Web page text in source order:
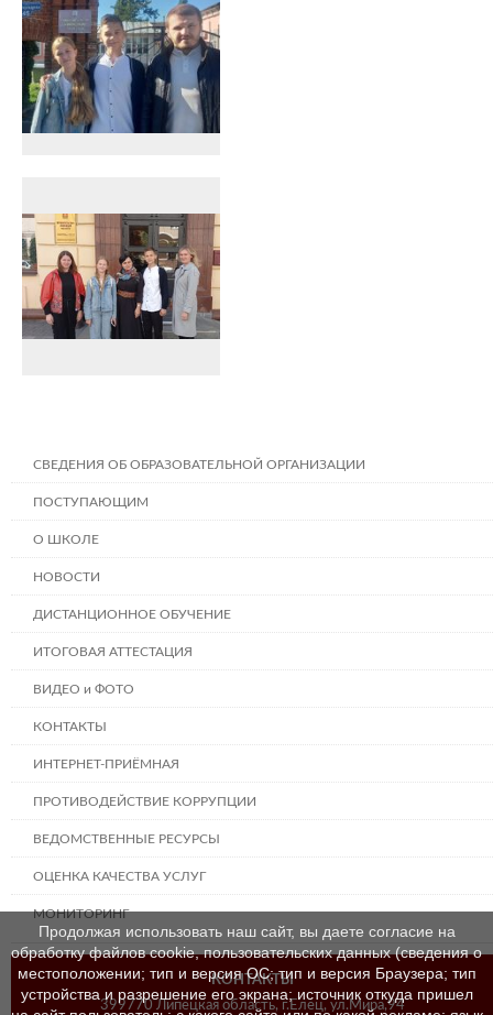
СВЕДЕНИЯ ОБ ОБРАЗОВАТЕЛЬНОЙ ОРГАНИЗАЦИИ
ПОСТУПАЮЩИМ
О ШКОЛЕ
НОВОСТИ
ДИСТАНЦИОННОЕ ОБУЧЕНИЕ
ИТОГОВАЯ АТТЕСТАЦИЯ
ВИДЕО и ФОТО
КОНТАКТЫ
ИНТЕРНЕТ-ПРИЁМНАЯ
ПРОТИВОДЕЙСТВИЕ КОРРУПЦИИ
ВЕДОМСТВЕННЫЕ РЕСУРСЫ
ОЦЕНКА КАЧЕСТВА УСЛУГ
МОНИТОРИНГ
КОНТАКТЫ
399770 Липецкая область, г.Елец, ул.Мира,94
Продолжая использовать наш сайт, вы даете согласие на
обработку файлов cookie, пользовательских данных (сведения о
местоположении; тип и версия ОС; тип и версия Браузера; тип
устройства и разрешение его экрана; источник откуда пришел